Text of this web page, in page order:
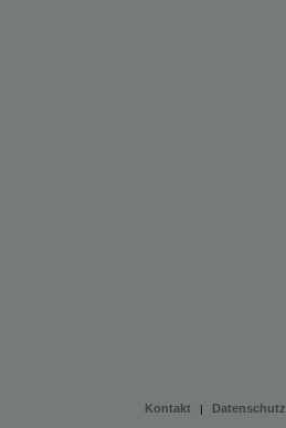
Kontakt | Datenschutz